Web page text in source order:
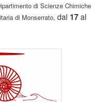
di Scienze Chimiche
di Monserrato,dal 17al